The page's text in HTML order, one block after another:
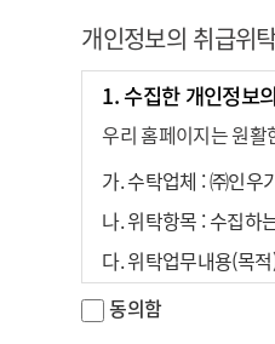
제 4 조 (약관 외 준
진흥회는 필요한 경우
제 2 장 이용계약 체
제 5 조 (이용계약의
① 이용계약은 이용자
② 이용계약의 성립은
3. 개인정보의 보유
특허분석평가시스템
가. 개인정보의 보유
4. 거부권 및 불이익
회원가입 시 수집하는
3. 개인정보의 보유
특허분석평가시스템
가. 개인정보의 보유
나. 개인 정보의 파기 :
4. 거부권 및 불이익
회원은 위 선택 개인
비스는 제공해 드릴 수
개인정보의 취급위
1. 수집한 개인정보
우리 홈페이지는 원
가. 수탁업체 : ㈜인우
나. 위탁항목 : 수집하
다. 위탁업무내용(목
라. 보유 및 이용기간 :
동의함